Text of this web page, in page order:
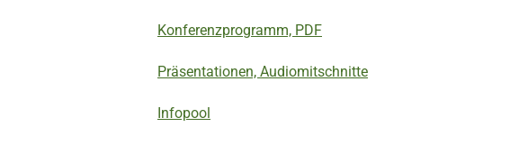
Konferenzprogramm, PDF
Präsentationen, Audiomitschnitte
Infopool